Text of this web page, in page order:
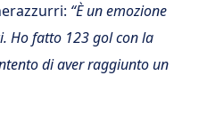
“È un emozione
Ho fatto 123 gol con la
di aver raggiunto un